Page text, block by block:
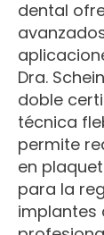
dental
Dra.
doble
técnica
permite
en
para la
implantes